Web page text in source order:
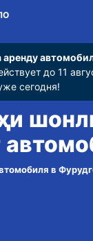
до 11
сегодня!
в